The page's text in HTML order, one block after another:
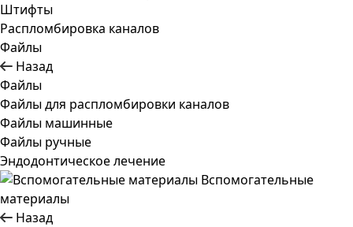
Штифты
Распломбировка каналов
Файлы
Назад
Файлы
Файлы для распломбировки каналов
Файлы машинные
Файлы ручные
Эндодонтическое лечение
Вспомогательные
материалы
Назад